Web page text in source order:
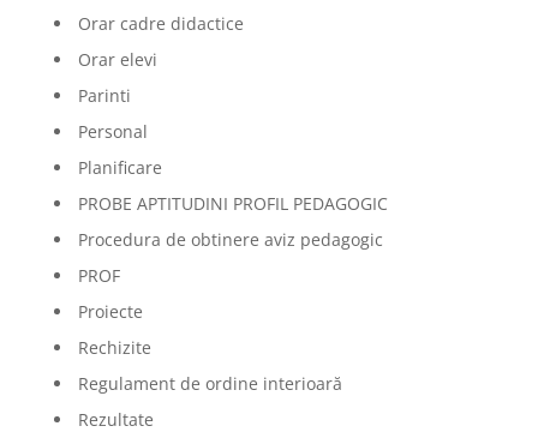
Orar cadre didactice
Orar elevi
Parinti
Personal
Planificare
PROBE APTITUDINI PROFIL PEDAGOGIC
Procedura de obtinere aviz pedagogic
PROF
Proiecte
Rechizite
Regulament de ordine interioară
Rezultate